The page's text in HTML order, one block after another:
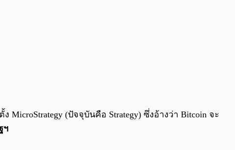
0:00 / 0:00
ง MicroStrategy (ปัจจุบันคือ Strategy) ซึ่งอ้างว่า Bitcoin จะ
ฯ